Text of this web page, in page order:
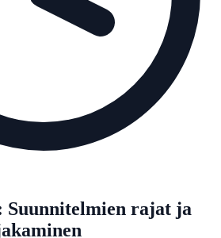
Suunnitelmien rajat ja